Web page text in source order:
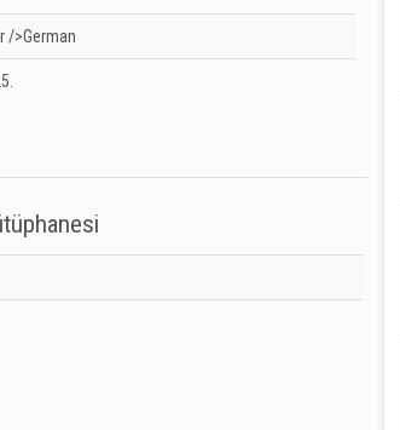
/>German
Unknown